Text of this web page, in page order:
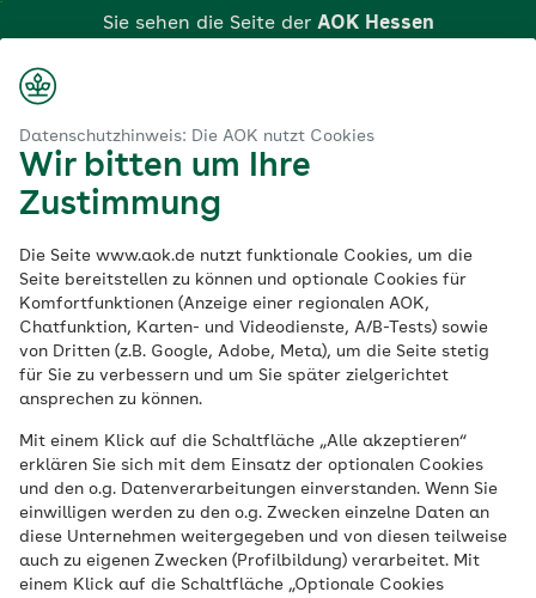
Datenschutzhinweis: Die AOK nutzt Cookies
Wir bitten um Ihre
Zustimmung
Die Seite www.aok.de nutzt funktionale Cookies, um die
Seite bereitstellen zu können und optionale Cookies für
Komfortfunktionen (Anzeige einer regionalen AOK,
Chatfunktion, Karten- und Videodienste, A/B-Tests) sowie
von Dritten (z.B. Google, Adobe, Meta), um die Seite stetig
für Sie zu verbessern und um Sie später zielgerichtet
ansprechen zu können.
Mit einem Klick auf die Schaltfläche „Alle akzeptieren“
erklären Sie sich mit dem Einsatz der optionalen Cookies
und den o.g. Datenverarbeitungen einverstanden. Wenn Sie
einwilligen werden zu den o.g. Zwecken einzelne Daten an
diese Unternehmen weitergegeben und von diesen teilweise
auch zu eigenen Zwecken (Profilbildung) verarbeitet. Mit
einem Klick auf die Schaltfläche „Optionale Cookies
Hauptinhalt
springen
Sie sehen die Seite der AOK Hessen
Klicken Sie hier, wenn Sie zu einer anderen AOK
wechseln möchten.
Es ist ein Fehler aufgetreten
Bitte versuchen Sie es später erneut.
zurück zu den Suchergebnissen
Kontakt zu Ihrer AOK Hessen
Alle Kontaktmöglichkeiten Ihrer AOK